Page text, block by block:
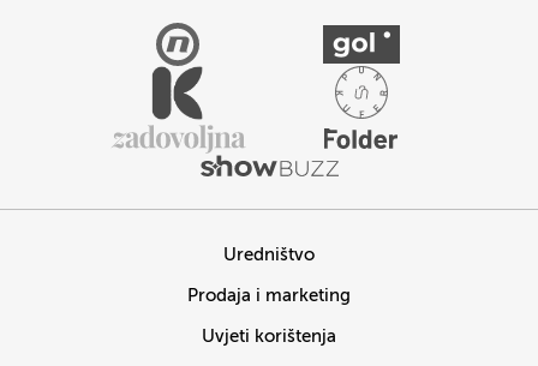
Uredništvo
Prodaja i marketing
Uvjeti korištenja